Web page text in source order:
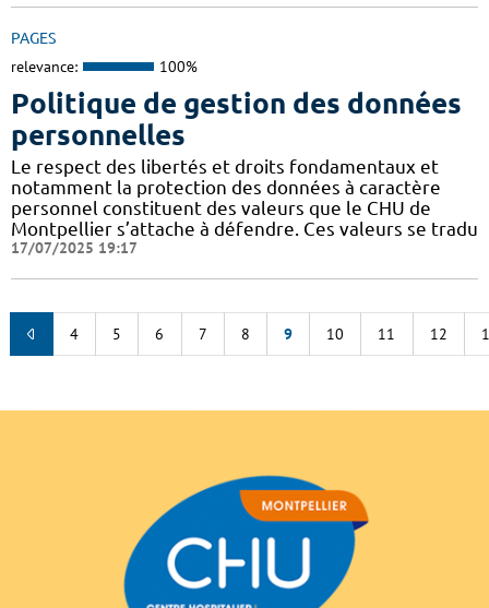
PAGES
relevance: 100%
Politique de gestion des données
personnelles
Le respect des libertés et droits fondamentaux et
notamment la protection des données à caractère
personnel constituent des valeurs que le CHU de
Montpellier s’attache à défendre. Ces valeurs se tradu
17/07/2025 19:17
4 5 6 7 8 9 10 11 12